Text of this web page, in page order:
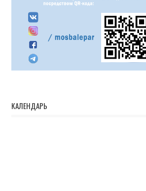
КАЛЕНДАРЬ